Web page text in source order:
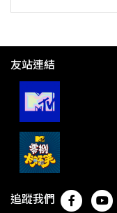
友站連結
追蹤我們